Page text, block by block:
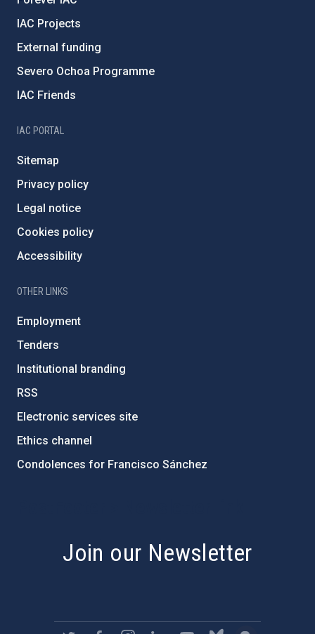
IAC Projects
External funding
Severo Ochoa Programme
IAC Friends
IAC PORTAL
Sitemap
Privacy policy
Legal notice
Cookies policy
Accessibility
OTHER LINKS
Employment
Tenders
Institutional branding
RSS
Electronic services site
Ethics channel
Condolences for Francisco Sánchez
Join our Newsletter